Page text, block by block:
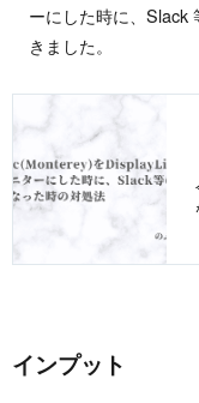
ーにした時に、Slack
きました。
インプット